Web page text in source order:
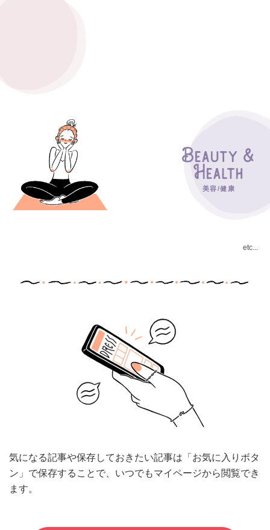
美容/健康
etc...
気になる記事や保存しておきたい記事は「お気に入りボタ
ン」で保存することで、いつでもマイページから閲覧でき
ます。